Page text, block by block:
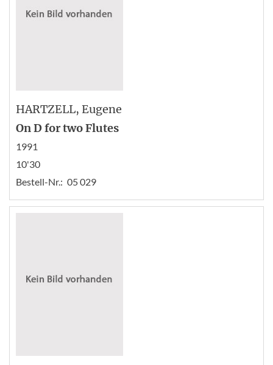
HARTZELL, Eugene
On D for two Flutes
1991
10'30
Bestell-Nr.: 05 029